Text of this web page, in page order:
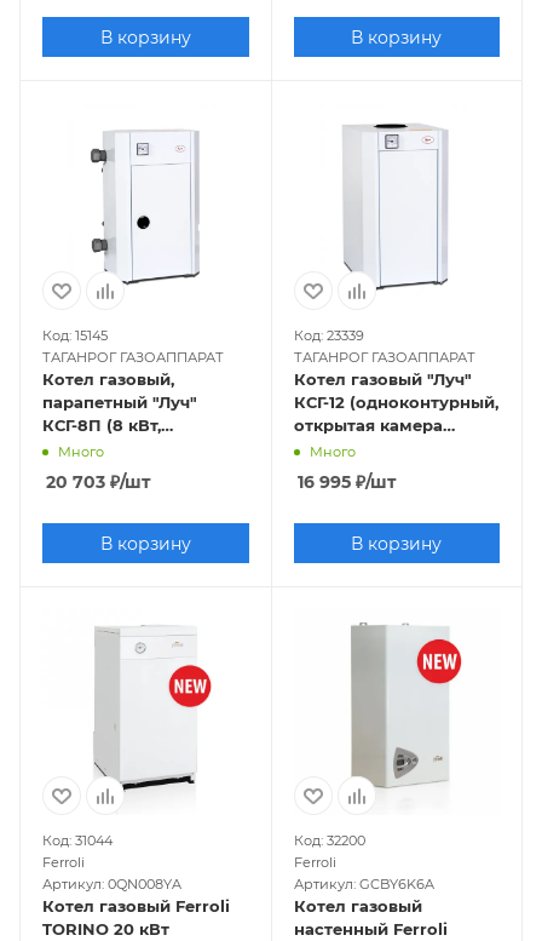
В корзину В корзину
Код: 15145
ТАГАНРОГ ГАЗОАППАРАТ
Котел газовый,
парапетный "Луч"
КСГ-8П (8 кВт,
одноконтурный,
закрытая камера),
труба отдельно
Много
20 703 ₽/шт
В корзину
Код: 23339
ТАГАНРОГ ГАЗОАППАРАТ
Котел газовый "Луч"
КСГ-12 (одноконтурный,
открытая камера
сгорания)
Много
16 995₽/шт
В корзину
Код: 31044
Ferroli
Артикул: 0QN008YA
Котел газовый Ferroli
TORINO 20 кВт
Код: 32200
Ferroli
Артикул: GCBY6K6A
Котел газовый
настенный Ferroli